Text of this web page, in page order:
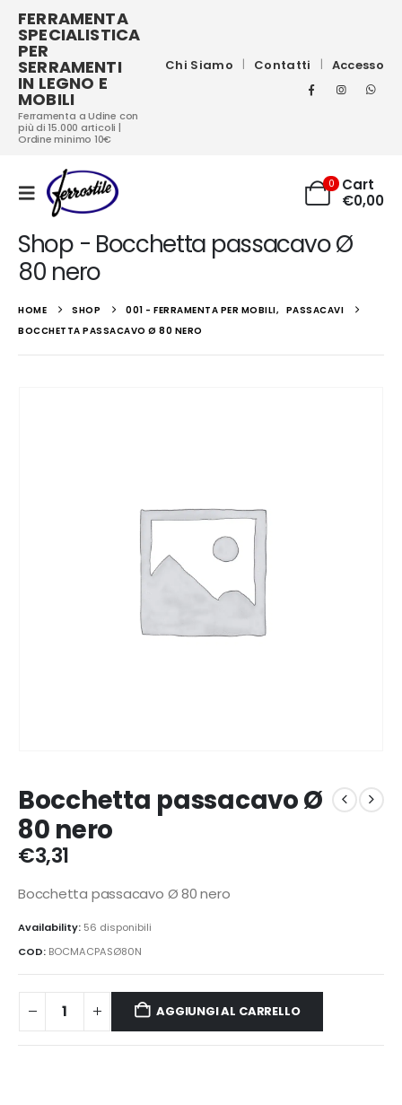
FERRAMENTA
SPECIALISTICA
PER
SERRAMENTI
IN LEGNO E
MOBILI
Ferramenta a Udine con
più di 15.000 articoli |
Ordine minimo 10€
Chi Siamo Contatti Accesso
0
Cart
€0,00
Shop - Bocchetta passacavo Ø
80 nero
HOME SHOP 001 - FERRAMENTA PER MOBILI, PASSACAVI
BOCCHETTA PASSACAVO Ø 80 NERO
Bocchetta passacavo Ø
80 nero
€3,31
Bocchetta passacavo Ø 80 nero
Availability: 56 disponibili
COD: BOCMACPASØ80N
AGGIUNGI AL CARRELLO